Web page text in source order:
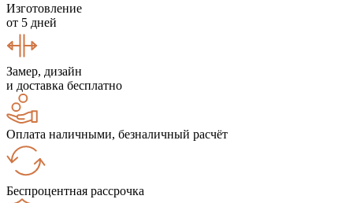
Изготовление
от 5 дней
Замер, дизайн
и доставка бесплатно
Оплата наличными, безналичный расчёт
Беспроцентная рассрочка